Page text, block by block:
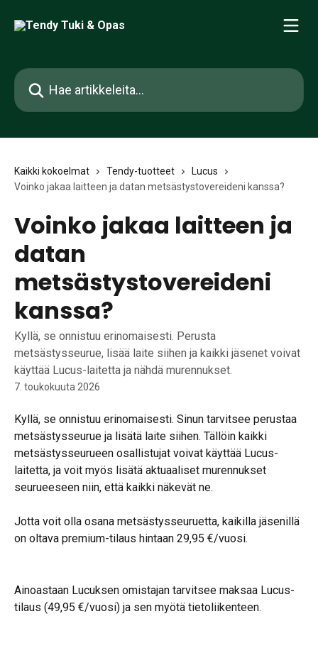
Hae artikkeleita...
Kaikki kokoelmat Tendy-tuotteet
Lucus
Voinko jakaa laitteen ja datan metsästystovereideni kanssa?
Voinko jakaa laitteen ja
datan
metsästystovereideni
kanssa?
Kyllä, se onnistuu erinomaisesti. Perusta
metsästysseurue, lisää laite siihen ja kaikki jäsenet voivat
käyttää Lucus-laitetta ja nähdä murennukset.
7. toukokuuta 2026
Kyllä, se onnistuu erinomaisesti. Sinun tarvitsee perustaa
metsästysseurue ja lisätä laite siihen. Tällöin kaikki
metsästysseurueen osallistujat voivat käyttää Lucus-
laitetta, ja voit myös lisätä aktuaaliset murennukset
seurueeseen niin, että kaikki näkevät ne.
Jotta voit olla osana metsästysseuruetta, kaikilla jäsenillä
on oltava premium-tilaus hintaan 29,95 €/vuosi.
Ainoastaan Lucuksen omistajan tarvitsee maksaa Lucus-
tilaus (49,95 €/vuosi) ja sen myötä tietoliikenteen.